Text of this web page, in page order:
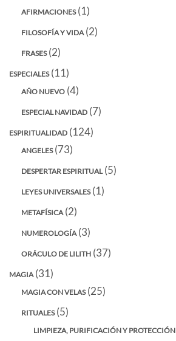
AFIRMACIONES(1)
FILOSOFÍA Y VIDA (2)
FRASES(2)
ESPECIALES(11)
AÑO NUEVO (4)
ESPECIAL NAVIDAD (7)
ESPIRITUALIDAD (124)
ANGELES(73)
DESPERTAR ESPIRITUAL(5)
LEYES UNIVERSALES(1)
METAFÍSICA (2)
NUMEROLOGÍA (3)
ORÁCULO DE LILITH (37)
MAGIA (31)
MAGIA CON VELAS(25)
RITUALES(5)
LIMPIEZA, PURIFICACIÓN Y PROTECCIÓN